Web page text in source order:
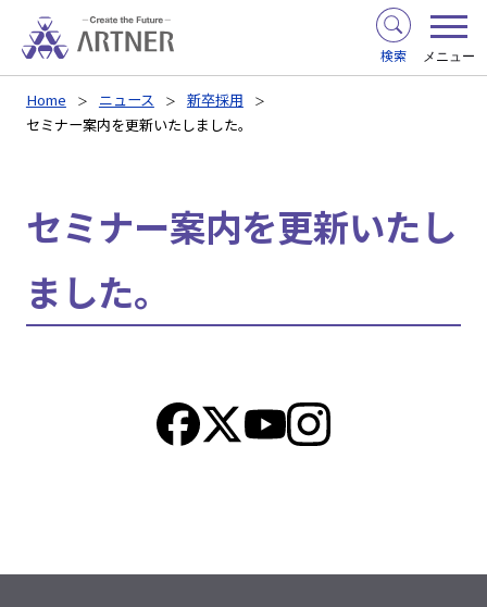
検索 メニュー
Home ニュース
新卒採用
セミナー案内を更新いたしました。
セミナー案内を更新いたし
ました。